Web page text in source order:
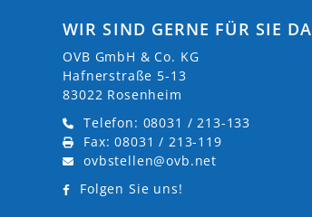
WIR SIND GERNE FÜR SIE DA
OVB GmbH & Co. KG
Hafnerstraße 5-13
83022 Rosenheim
Telefon: 08031 / 213-133
Fax: 08031 / 213-119
ovbstellen@ovb.net
Folgen Sie uns!